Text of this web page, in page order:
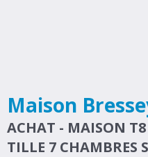
Maison
ACHAT - MAISON T8
TILLE 7 CHAMBRES